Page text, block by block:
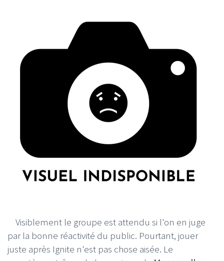
Visiblement le groupe est attendu si l'on en juge
par la bonne réactivité du public. Pourtant, jouer
juste après Ignite n'est pas chose aisée. Le